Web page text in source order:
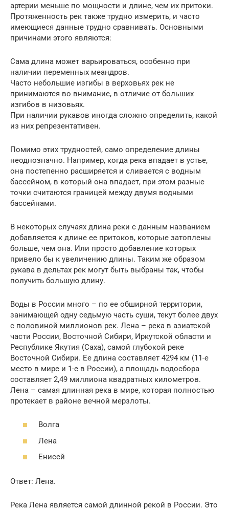
артерии меньше по мощности и длине, чем их притоки.
Протяженность рек также трудно измерить, и часто
имеющиеся данные трудно сравнивать. Основными
причинами этого являются:
Сама длина может варьироваться, особенно при
наличии переменных меандров.
Часто небольшие изгибы в верховьях рек не
принимаются во внимание, в отличие от больших
изгибов в низовьях.
При наличии рукавов иногда сложно определить, какой
из них репрезентативен.
Помимо этих трудностей, само определение длины
неоднозначно. Например, когда река впадает в устье,
она постепенно расширяется и сливается с водным
бассейном, в который она впадает, при этом разные
точки считаются границей между двумя водными
бассейнами.
В некоторых случаях длина реки с данным названием
добавляется к длине ее притоков, которые затоплены
больше, чем она. Или просто добавление которых
привело бы к увеличению длины. Таким же образом
рукава в дельтах рек могут быть выбраны так, чтобы
получить большую длину.
Воды в России много – по ее обширной территории,
занимающей одну седьмую часть суши, текут более двух
с половиной миллионов рек. Лена – река в азиатской
части России, Восточной Сибири, Иркутской области и
Республике Якутия (Саха), самой глубокой реке
Восточной Сибири. Ее длина составляет 4294 км (11-е
место в мире и 1-е в России), а площадь водосбора
составляет 2,49 миллиона квадратных километров.
Лена – самая длинная река в мире, которая полностью
протекает в районе вечной мерзлоты.
Волга
Лена
Енисей
Ответ: Лена.
Река Лена является самой длинной рекой в России. Это